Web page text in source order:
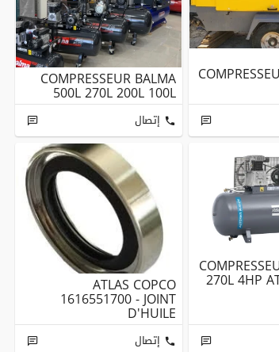
COMPRESSEUR BALMA
500L 270L 200L 100L
إتصال
270L 4HP
ATLAS COPCO
1616551700 - JOINT
D'HUILE
إتصال